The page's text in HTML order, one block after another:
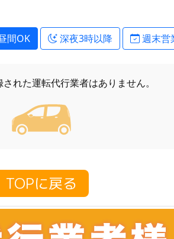
間OK 深夜3時以降 週末営
された運転代行業者はありません。
TOPに戻る